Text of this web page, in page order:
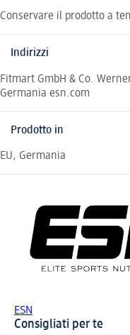
Conservare il prodotto a
Indirizzi
Fitmart GmbH & Co.
Germania esn.com
Prodotto in
EU, Germania
ESN
Consigliati per te